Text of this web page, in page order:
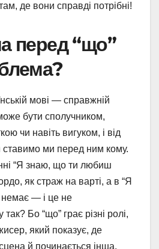
де вони справді потрібні!
перед “що”
мові — справжній
бути сполучником,
чи навіть вигуком, і від
ставимо ми перед ним кому.
“Я знаю, що ти любиш
як страж на варті, а в “Я
немає — і це не
Бо “що” грає різні ролі,
який показує, де
й починається інша.